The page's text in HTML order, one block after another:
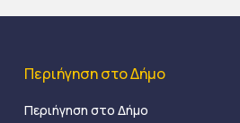
Περιήγηση στο Δήμο
Περιήγηση στο Δήμο